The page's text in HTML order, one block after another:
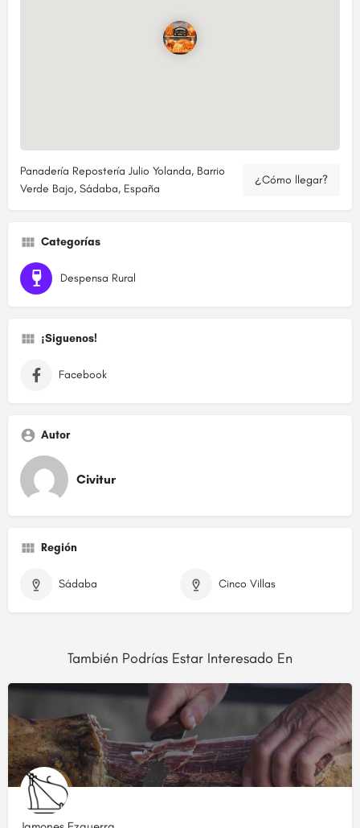
Panadería Repostería Julio Yolanda, Barrio
Verde Bajo, Sádaba, España
¿Cómo llegar?
Categorías
Despensa Rural
¡Siguenos!
Facebook
Autor
Civitur
Región
Sádaba Cinco Villas
También Podrías Estar Interesado En